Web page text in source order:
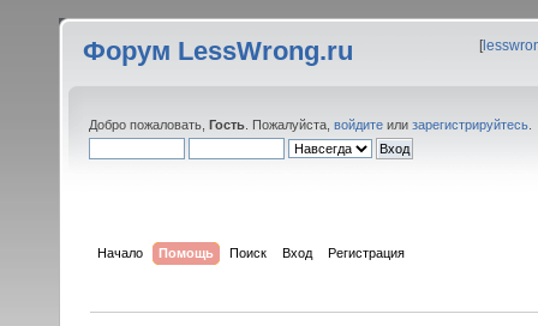
Форум LessWrong.ru [
Добро пожаловать, Гость . Пожалуйста, войдите или зарегистрируйтесь
Начало Помощь Поиск Вход Регистрация